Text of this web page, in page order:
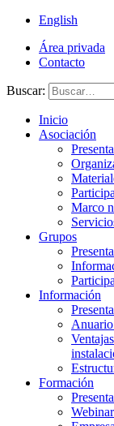
English
Área privada
Contacto
Buscar:
Inicio
Asociación
Marco
Grupos
Información
Formación